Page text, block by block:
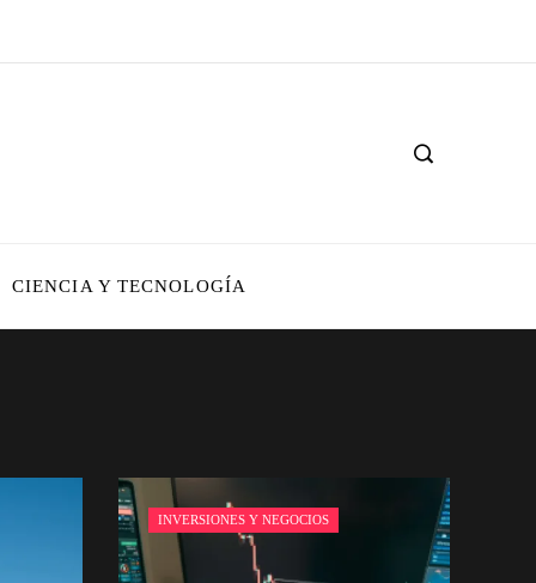
CIENCIA Y TECNOLOGÍA
INVERSIONES Y NEGOCIOS